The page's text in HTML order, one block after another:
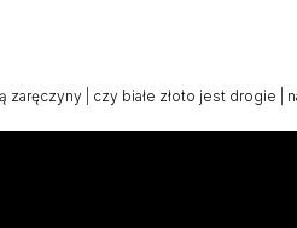
zaręczyny| czy białe złoto jest drogie